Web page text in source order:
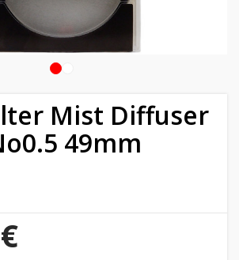
Mist Diffuser
49mm